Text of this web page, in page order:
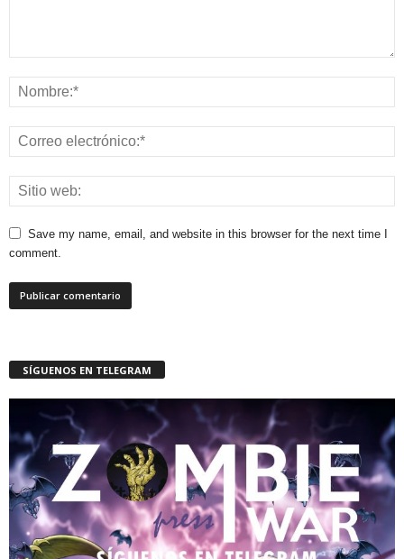
Save my name, email, and website in this browser for the next time I
comment.
SÍGUENOS EN TELEGRAM